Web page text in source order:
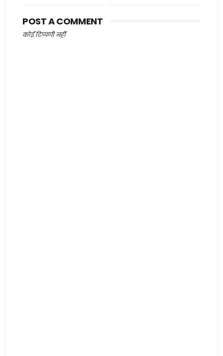
POST A COMMENT
कोई टिप्पणी नहीं